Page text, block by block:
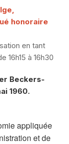
honoraire
en tant
16h15 à 16h30
Beckers-
1960.
appliquée
et de